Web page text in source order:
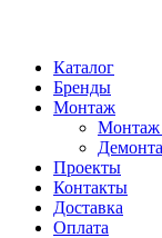
Каталог
Бренды
Монтаж
Монтаж
Проекты
Контакты
Доставка
Оплата